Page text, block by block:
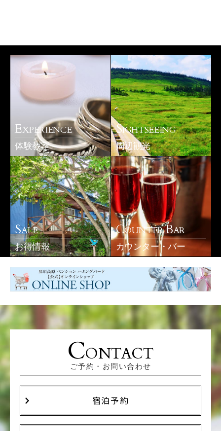
EXPERIENCE
体験教室
SIGHTSEEING
周辺観光
COUNTERBAR
カウンター・バー
SALE
お得情報
CONTACT
ご予約・お問い合わせ
宿泊予約